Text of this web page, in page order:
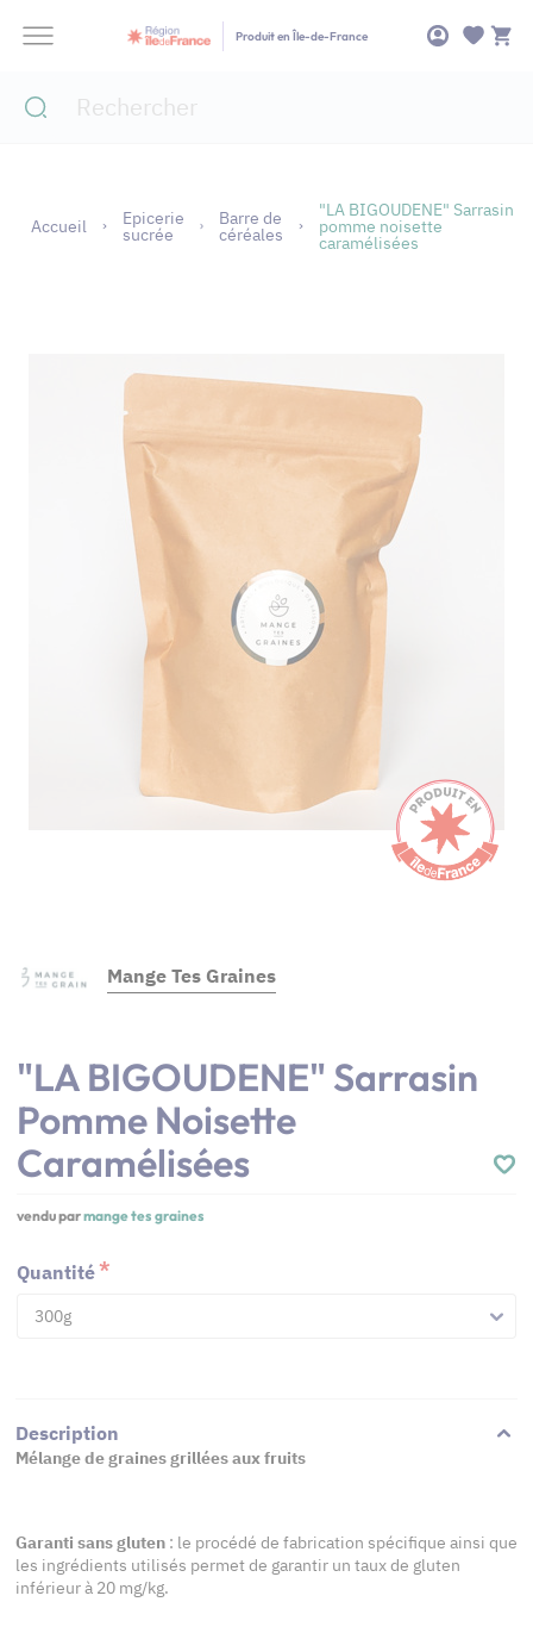
Produit en Île-de-France
Accueil Epicerie
sucrée
Barre de
céréales
"LA BIGOUDENE" Sarrasin
pomme noisette
caramélisées
Mange Tes Graines
"LA BIGOUDENE" Sarrasin
Pomme Noisette
Caramélisées
vendu parmange tes graines
Quantité
300g
Description
Mélange de graines grillées aux fruits
Garanti sans gluten : le procédé de fabrication spécifique ainsi que
les ingrédients utilisés permet de garantir un taux de gluten
inférieur à 20 mg/kg.